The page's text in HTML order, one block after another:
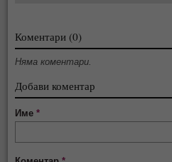
Коментари (0)
Няма коментари.
Добави коментар
Име*